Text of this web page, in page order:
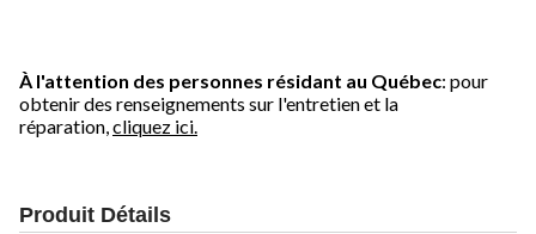
À l'attention des personnes résidant au Québec: pour
obtenir des renseignements sur l'entretien et la
réparation, cliquez ici.
Produit Détails